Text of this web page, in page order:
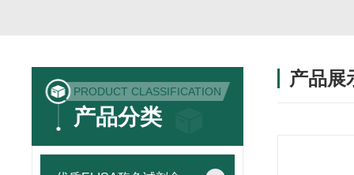
PRODUCT CLASSIFICATION
产品分类
产品展